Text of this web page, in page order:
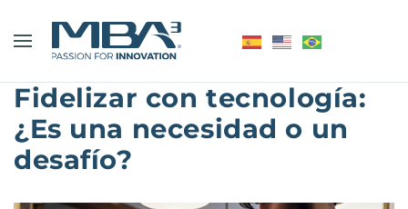
Fidelizar con tecnología:
¿Es una necesidad o un
desafío?